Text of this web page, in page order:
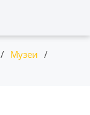
/ Музеи /